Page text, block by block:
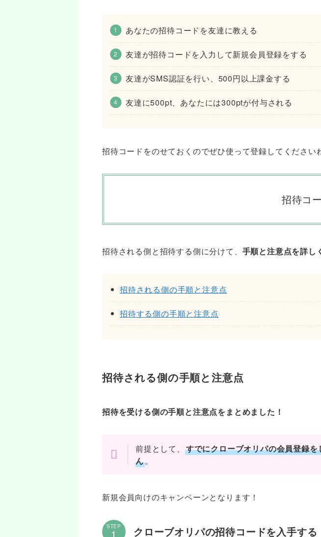
あなたの招待コードを友達に教える
友達が招待コードを入力して新規会員登録をする
友達がSMS認証を行い、500円以上課金する
友達に500pt、あなたには300ptが付与される
招待コードをのせておくのでぜひ使って登録してください
招待コ
招待される側と招待する側に分けて、 手順と注意点を詳し
招待される側の手順と注意点
招待する側の手順と注意点
招待される側の手順と注意点
招待を受ける側の手順と注意点をまとめました！
前提として、 すでにクローブオリパの会員登録
ん。
新規会員向けのキャンペーンとなります！
STEP クローブオリパの招待コードを入手する